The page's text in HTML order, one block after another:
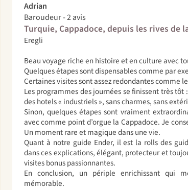
Adrian
Baroudeur - 2 avis
Turquie, Cappadoce, depuis les rives de
Eregli
Beau voyage riche en histoire et en culture avec
Quelques étapes sont dispensables comme par
Certaines visites sont assez redondantes comme
Les programmes des journées se finissent très
des hotels « industriels », sans charmes, sans
Sinon, quelques étapes sont vraiment
avec comme point d’orgue la Cappadoce. Je
Un moment rare et magique dans une vie.
Quant à notre guide Ender, il est la rolls des
dans ces explications, élégant, protecteur et
visites bonus passionnantes.
En conclusion, un périple enrichissant qui
mémorable.